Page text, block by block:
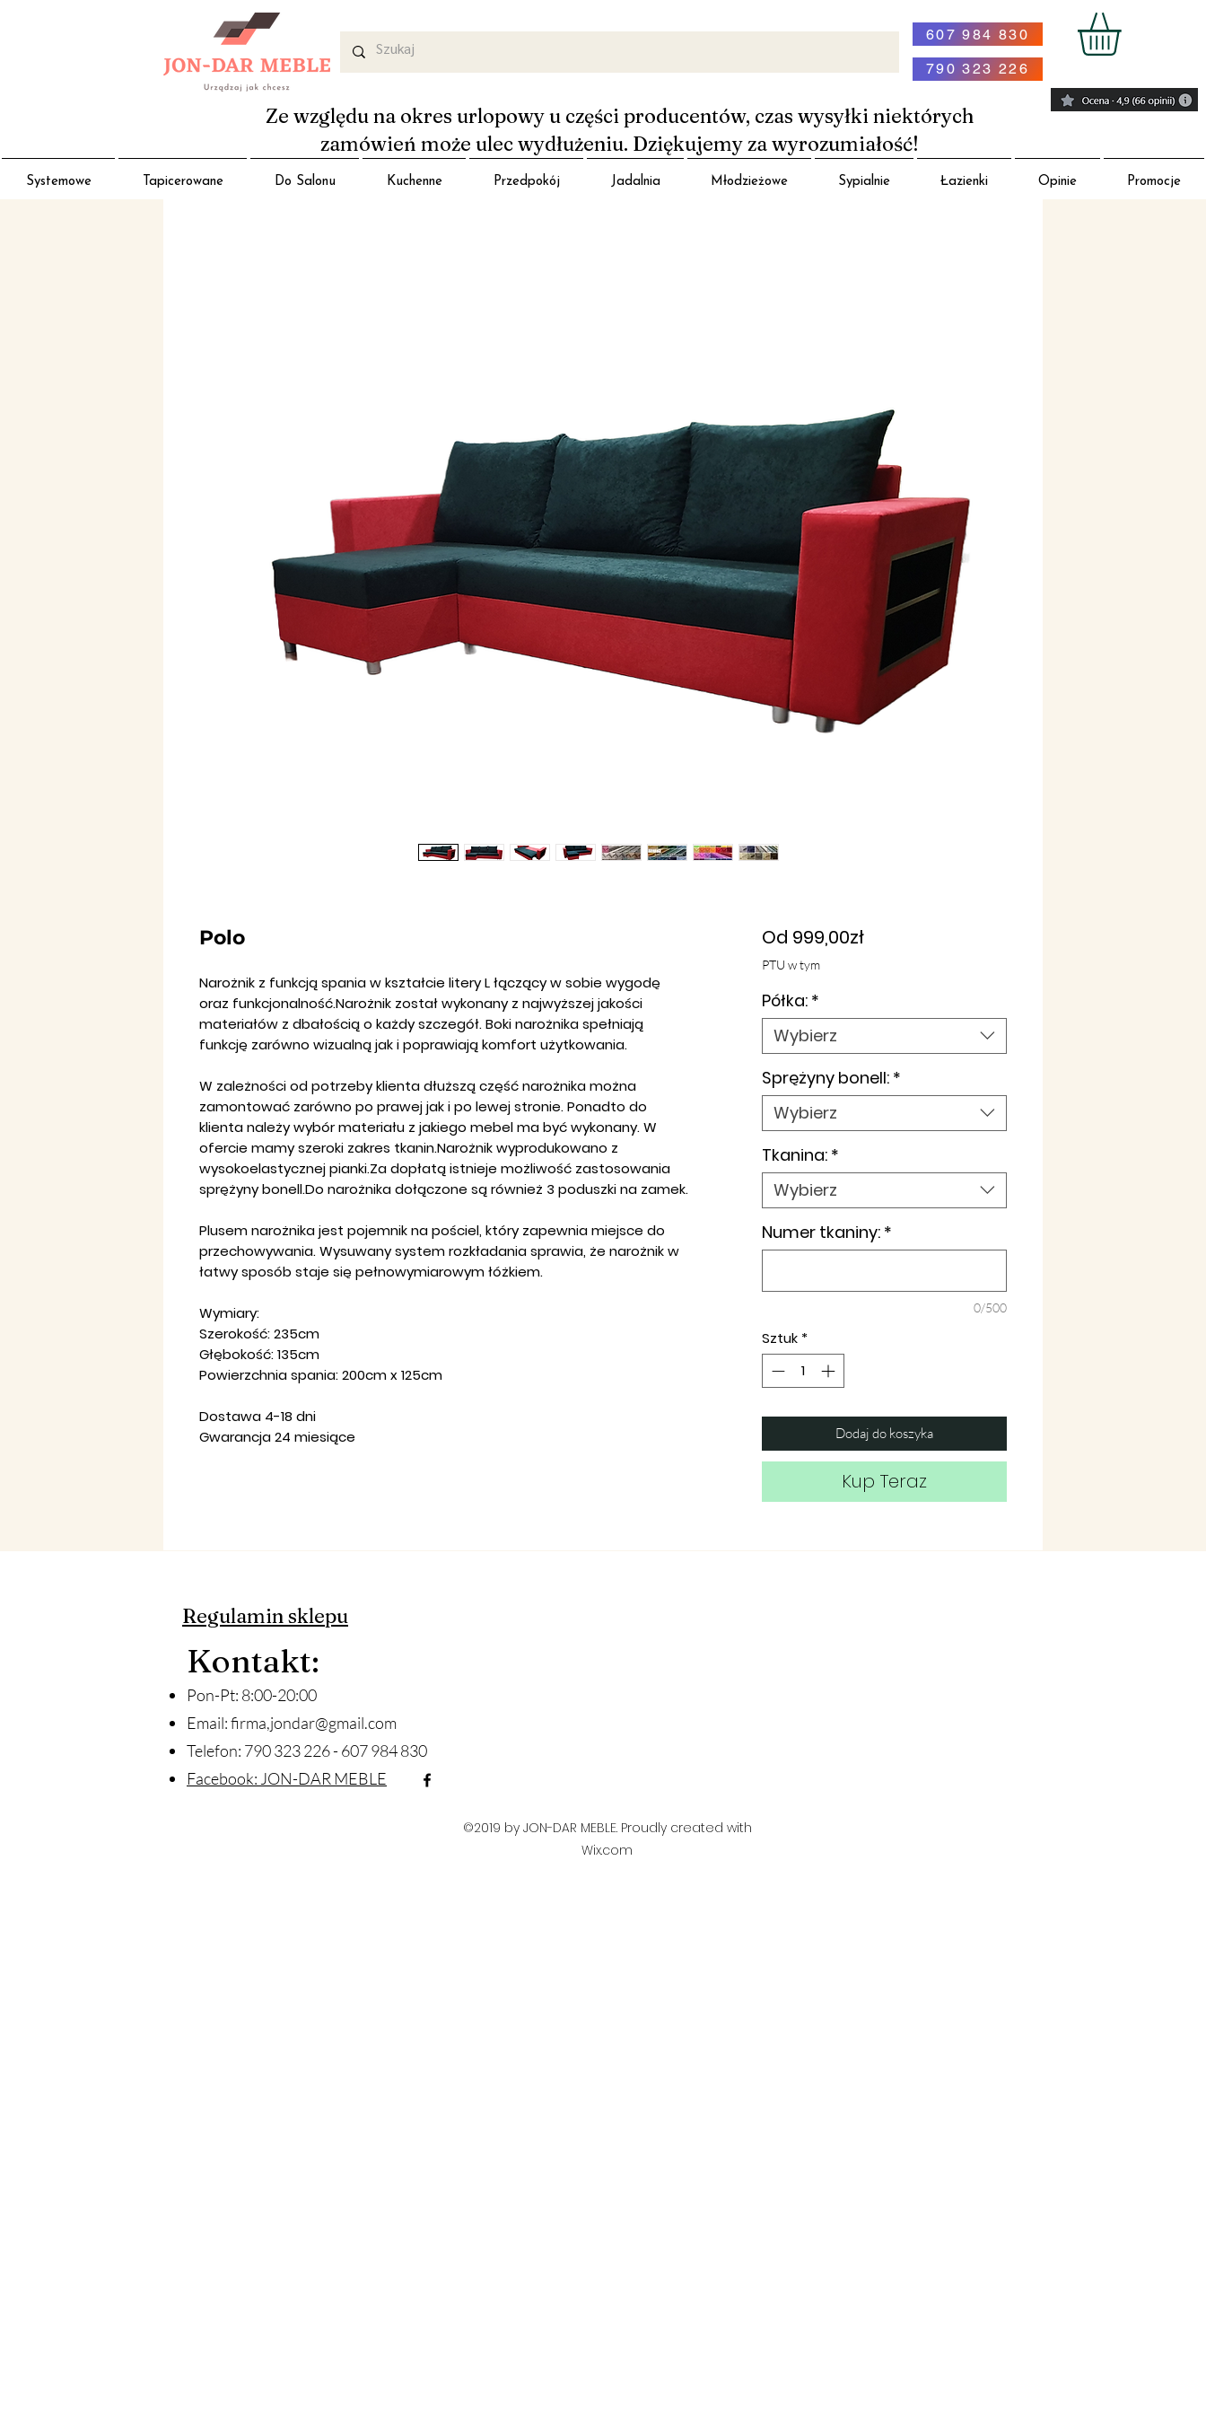
607 984 830
790 323 226
Ze względu na okres urlopowy u części producentów, czas wysyłki niektórych
zamówień może ulec wydłużeniu. Dziękujemy za wyrozumiałość!
Systemowe Tapicerowane Do Salonu Kuchenne Przedpokój Jadalnia Młodzieżowe Sypialnie Łazienki Opinie Promocje
Polo
Narożnik z funkcją spania w kształcie litery L łączący w sobie wygodę
oraz funkcjonalność.Narożnik został wykonany z najwyższej jakości
materiałów z dbałością o każdy szczegół. Boki narożnika spełniają
funkcję zarówno wizualną jak i poprawiają komfort użytkowania.
W zależności od potrzeby klienta dłuższą część narożnika można
zamontować zarówno po prawej jak i po lewej stronie. Ponadto do
klienta należy wybór materiału z jakiego mebel ma być wykonany. W
ofercie mamy szeroki zakres tkanin.Narożnik wyprodukowano z
wysokoelastycznej pianki.Za dopłatą istnieje możliwość zastosowania
sprężyny bonell.Do narożnika dołączone są również 3 poduszki na zamek.
Plusem narożnika jest pojemnik na pościel, który zapewnia miejsce do
przechowywania. Wysuwany system rozkładania sprawia, że narożnik w
łatwy sposób staje się pełnowymiarowym łóżkiem.
Wymiary:
Szerokość: 235cm
Głębokość: 135cm
Powierzchnia spania: 200cm x 125cm
Dostawa 4-18 dni
Gwarancja 24 miesiące
Od 999,00złCena
PTU w tym
Półka: *
Wybierz
Sprężyny bonell: *
Wybierz
Tkanina: *
Wybierz
Numer tkaniny: *
0/500
Sztuk *
Dodaj do koszyka
Kup Teraz
Regulamin sklepu
Kontakt:
Pon-Pt: 8:00-20:00
Email:firma,jondar@gmail.com
Telefon: 790 323 226 - 607 984 830​
Facebook: JON-DAR MEBLE
©2019 by JON-DAR MEBLE. Proudly created with
Wix.com